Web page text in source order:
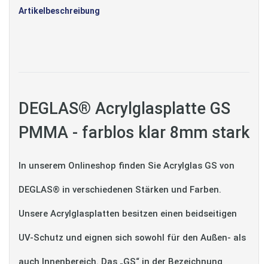
Artikelbeschreibung
DEGLAS® Acrylglasplatte GS
PMMA - farblos klar 8mm stark
In unserem Onlineshop finden Sie Acrylglas GS von
DEGLAS® in verschiedenen Stärken und Farben.
Unsere Acrylglasplatten besitzen einen beidseitigen
UV-Schutz und eignen sich sowohl für den Außen- als
auch Innenbereich. Das „GS“ in der Bezeichnung